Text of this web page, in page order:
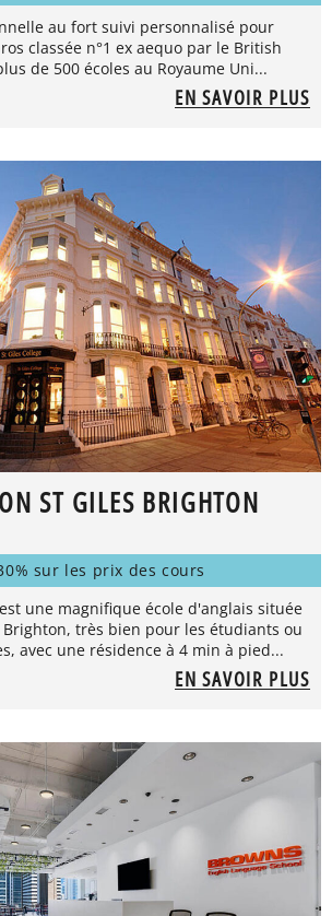
au fort suivi personnalisé pour
classée n°1 ex aequo par le British
de 500 écoles au Royaume Uni...
EN SAVOIR PLUS
ST GILES BRIGHTON
sur les prix des cours
une magnifique école d'anglais située
très bien pour les étudiants ou
avec une résidence à 4 min à pied...
EN SAVOIR PLUS